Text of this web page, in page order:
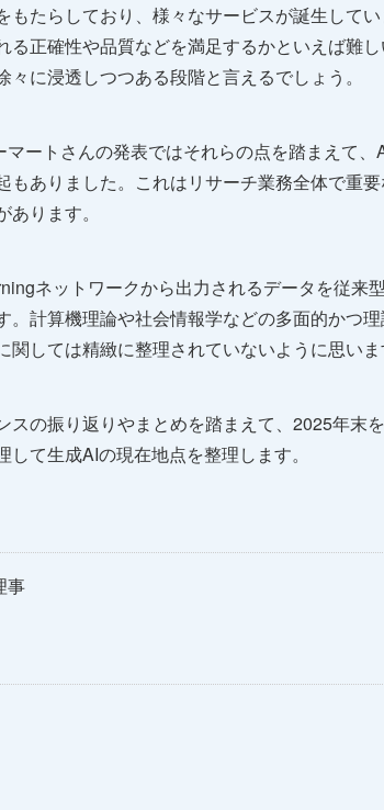
たらしており、様々なサービスが誕生して
正確性や品質などを満足するかといえば難
に浸透しつつある段階と言えるでしょう。
ートさんの発表ではそれらの点を踏まえて
ありました。これはリサーチ業務全体で重
ります。
ネットワークから出力されるデータを従来
計算機理論や社会情報学などの多面的かつ
しては精緻に整理されていないように思いま
の振り返りやまとめを踏まえて、2025年末
て生成AIの現在地点を整理します。
事